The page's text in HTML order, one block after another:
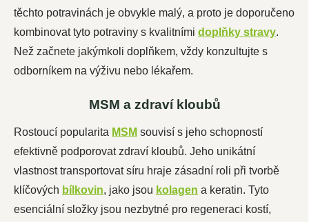
těchto potravinách je obvykle malý, a proto je doporučeno
kombinovat tyto potraviny s kvalitními doplňky stravy.
Než začnete jakýmkoli doplňkem, vždy konzultujte s
odborníkem na výživu nebo lékařem.
MSM a zdraví kloubů
Rostoucí popularita MSM souvisí s jeho schopností
efektivně podporovat zdraví kloubů. Jeho unikátní
vlastnost transportovat síru hraje zásadní roli při tvorbě
klíčových bílkovin, jako jsou kolagen a keratin. Tyto
esenciální složky jsou nezbytné pro regeneraci kostí,